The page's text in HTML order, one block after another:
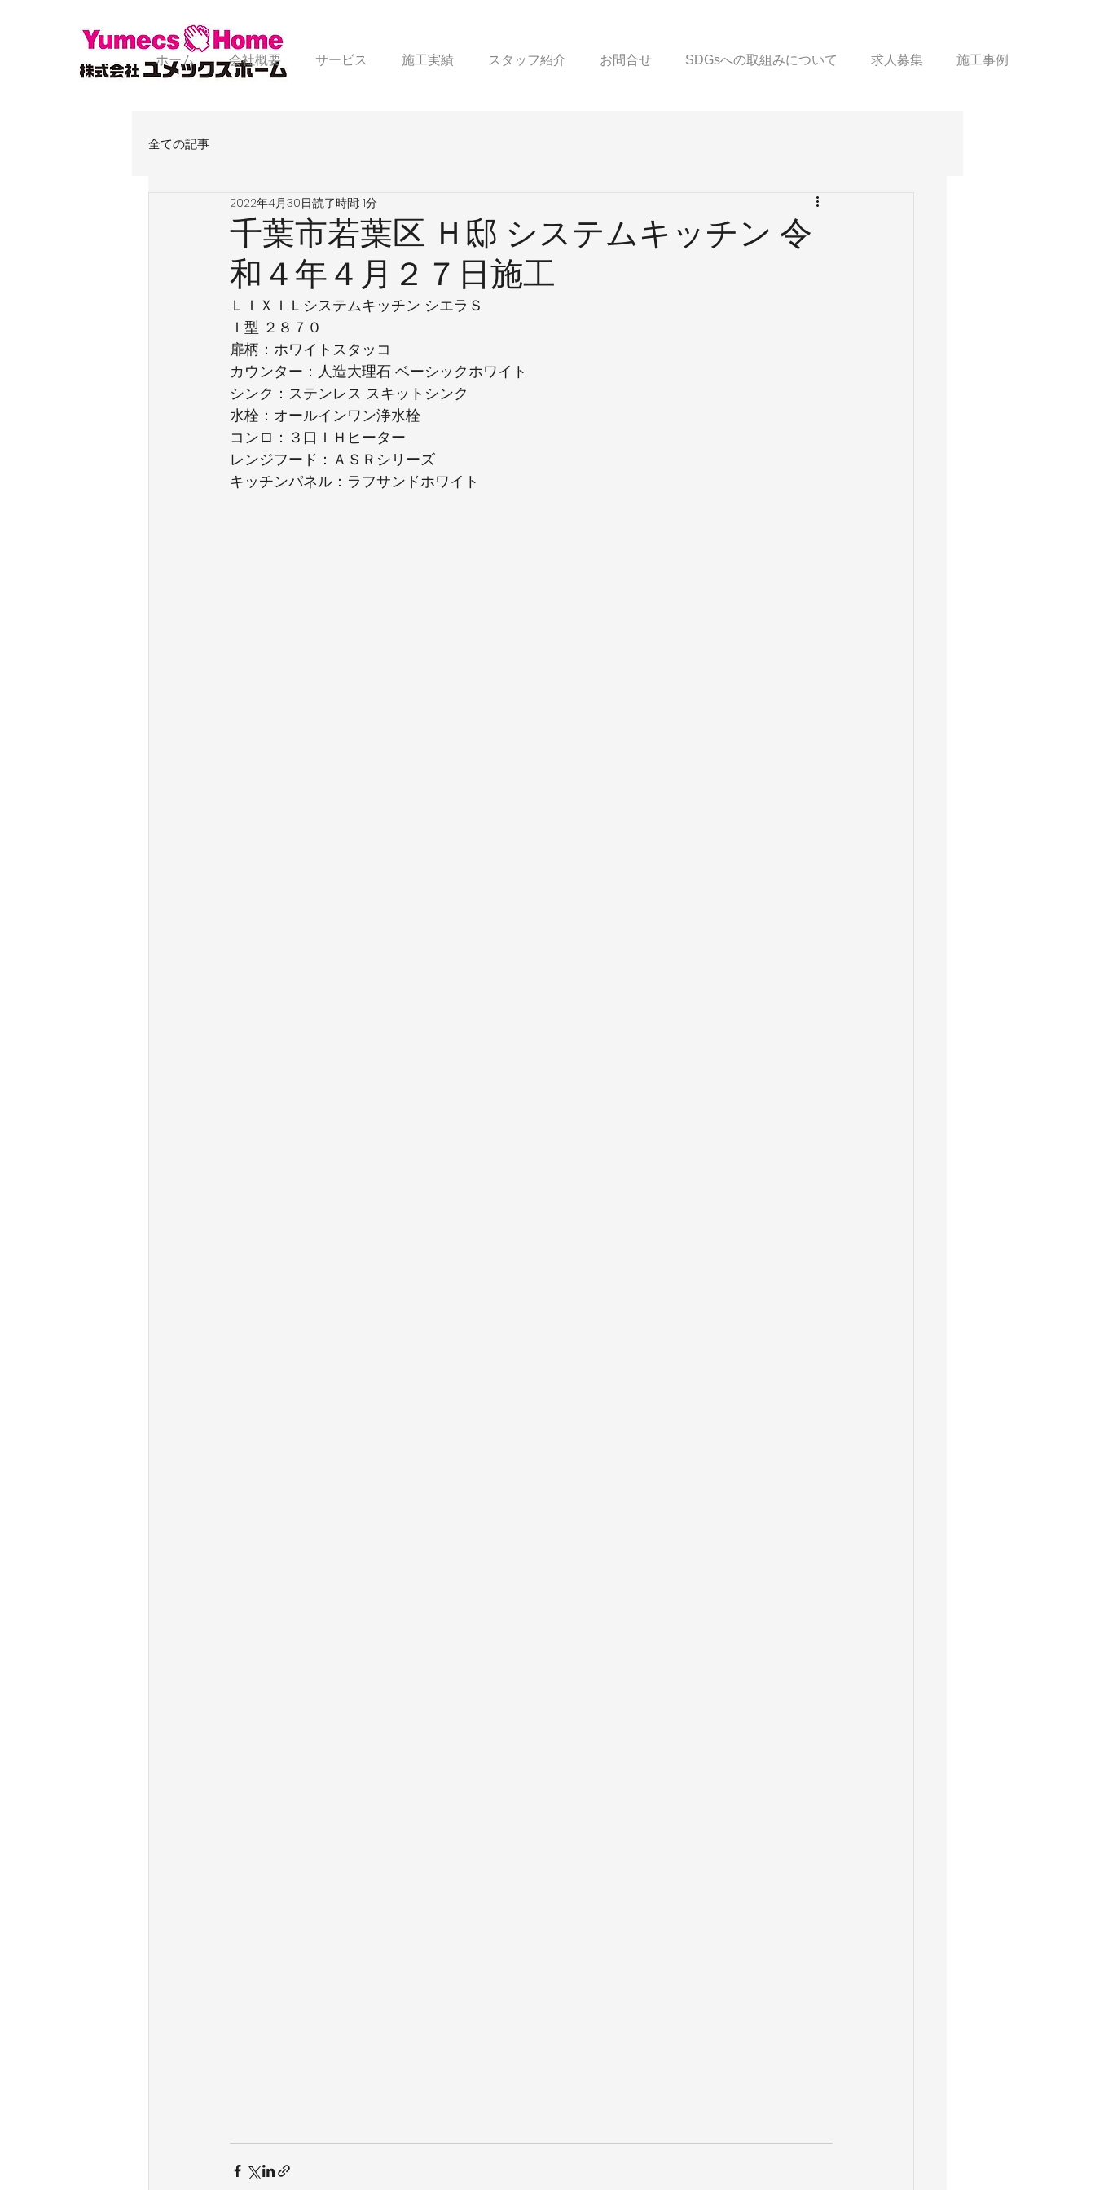
ホーム 会社概要 サービス 施工実績 スタッフ紹介 お問合せ SDGsへの取組みについて 求人募集 施工事例
全ての記事
千葉市若葉区 Ｈ邸 システムキッチン 令
和４年４月２７日施工
2022年4月30日読了時間: 1分
ＬＩＸＩＬシステムキッチン シエラＳ
Ｉ型 ２８７０
扉柄：ホワイトスタッコ
カウンター：人造大理石 ベーシックホワイト
シンク：ステンレス スキットシンク
水栓：オールインワン浄水栓
コンロ：３口ＩＨヒーター
レンジフード：ＡＳＲシリーズ
キッチンパネル：ラフサンドホワイト